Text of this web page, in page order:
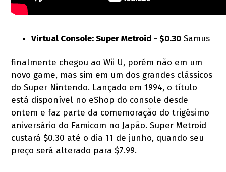
Virtual Console: Super Metroid - $0.30 Samus
finalmente chegou ao Wii U, porém não em um
novo game, mas sim em um dos grandes clássicos
do Super Nintendo. Lançado em 1994, o título
está disponível no eShop do console desde
ontem e faz parte da comemoração do trigésimo
aniversário do Famicom no Japão. Super Metroid
custará $0.30 até o dia 11 de junho, quando seu
preço será alterado para $7.99.